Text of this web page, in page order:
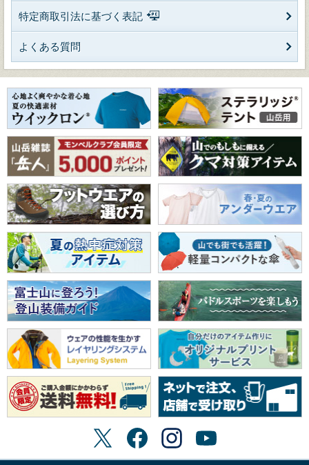
特定商取引法に基づく表記
よくある質問